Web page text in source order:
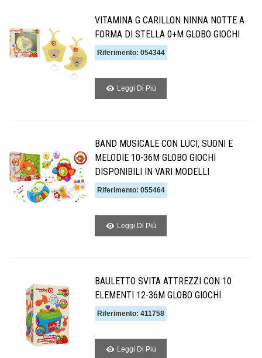
VITAMINA G CARILLON NINNA NOTTE A
FORMA DI STELLA 0+M GLOBO GIOCHI
Riferimento: 054344
Leggi Di Piú
BAND MUSICALE CON LUCI, SUONI E
MELODIE 10-36M GLOBO GIOCHI
DISPONIBILI IN VARI MODELLI
Riferimento: 055464
Leggi Di Piú
BAULETTO SVITA ATTREZZI CON 10
ELEMENTI 12-36M GLOBO GIOCHI
Riferimento: 411758
Leggi Di Piú